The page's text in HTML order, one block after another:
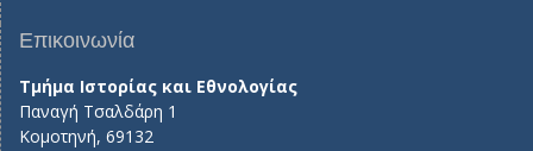
Επικοινωνία
Τμήμα Ιστορίας και Εθνολογίας
Παναγή Τσαλδάρη 1
Κομοτηνή, 69132